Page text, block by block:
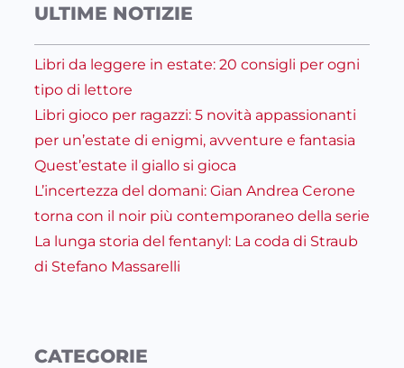
ULTIME NOTIZIE
Libri da leggere in estate: 20 consigli per ogni
tipo di lettore
Libri gioco per ragazzi: 5 novità appassionanti
per un’estate di enigmi, avventure e fantasia
Quest’estate il giallo si gioca
L’incertezza del domani: Gian Andrea Cerone
torna con il noir più contemporaneo della serie
La lunga storia del fentanyl: La coda di Straub
di Stefano Massarelli
CATEGORIE